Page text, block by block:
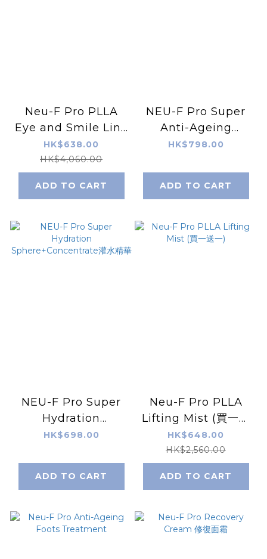
Neu-F Pro PLLA
Eye and Smile Line
Treatment 童顏免注
去黑填充眼貼
HK$638.00
HK$4,060.00
ADD TO CART
NEU-F Pro Super
Anti-Ageing
Capsules 太空逆齡
HK$798.00
ADD TO CART
NEU-F Pro Super
Hydration
Sphere+Concentrate
HK$698.00
ADD TO CART
Neu-F Pro PLLA
Lifting Mist (買一送
一)
HK$648.00
HK$2,560.00
ADD TO CART